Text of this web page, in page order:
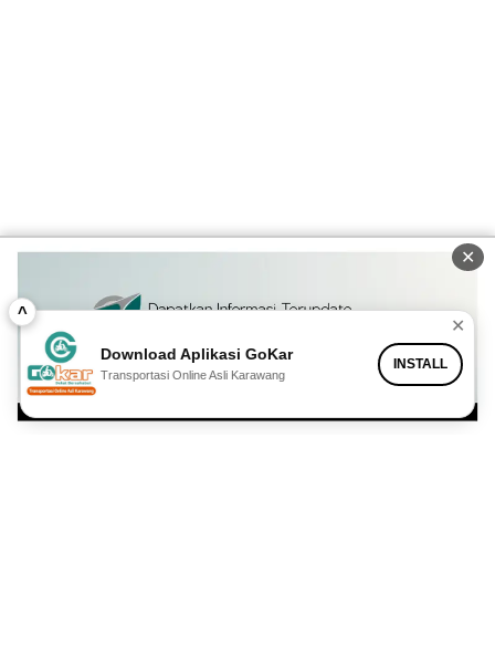
✕
^
✕
Download Aplikasi GoKar
Transportasi Online Asli Karawang
INSTALL